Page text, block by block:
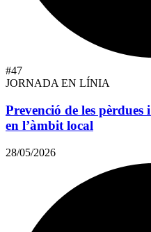
#47
JORNADA EN LÍNIA
Prevenció de les
en l’àmbit local
28/05/2026